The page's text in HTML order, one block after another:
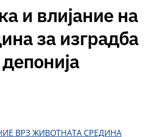
и влијание на
за изградба
ВРЗ ЖИВОТНАТА СРЕДИНА